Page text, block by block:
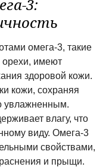
3:
омега-3, такие
орехи, имеют
здоровой кожи.
кожи, сохраняя
увлажненным.
влагу, что
виду. Омега-3
свойствами,
и прыщи.